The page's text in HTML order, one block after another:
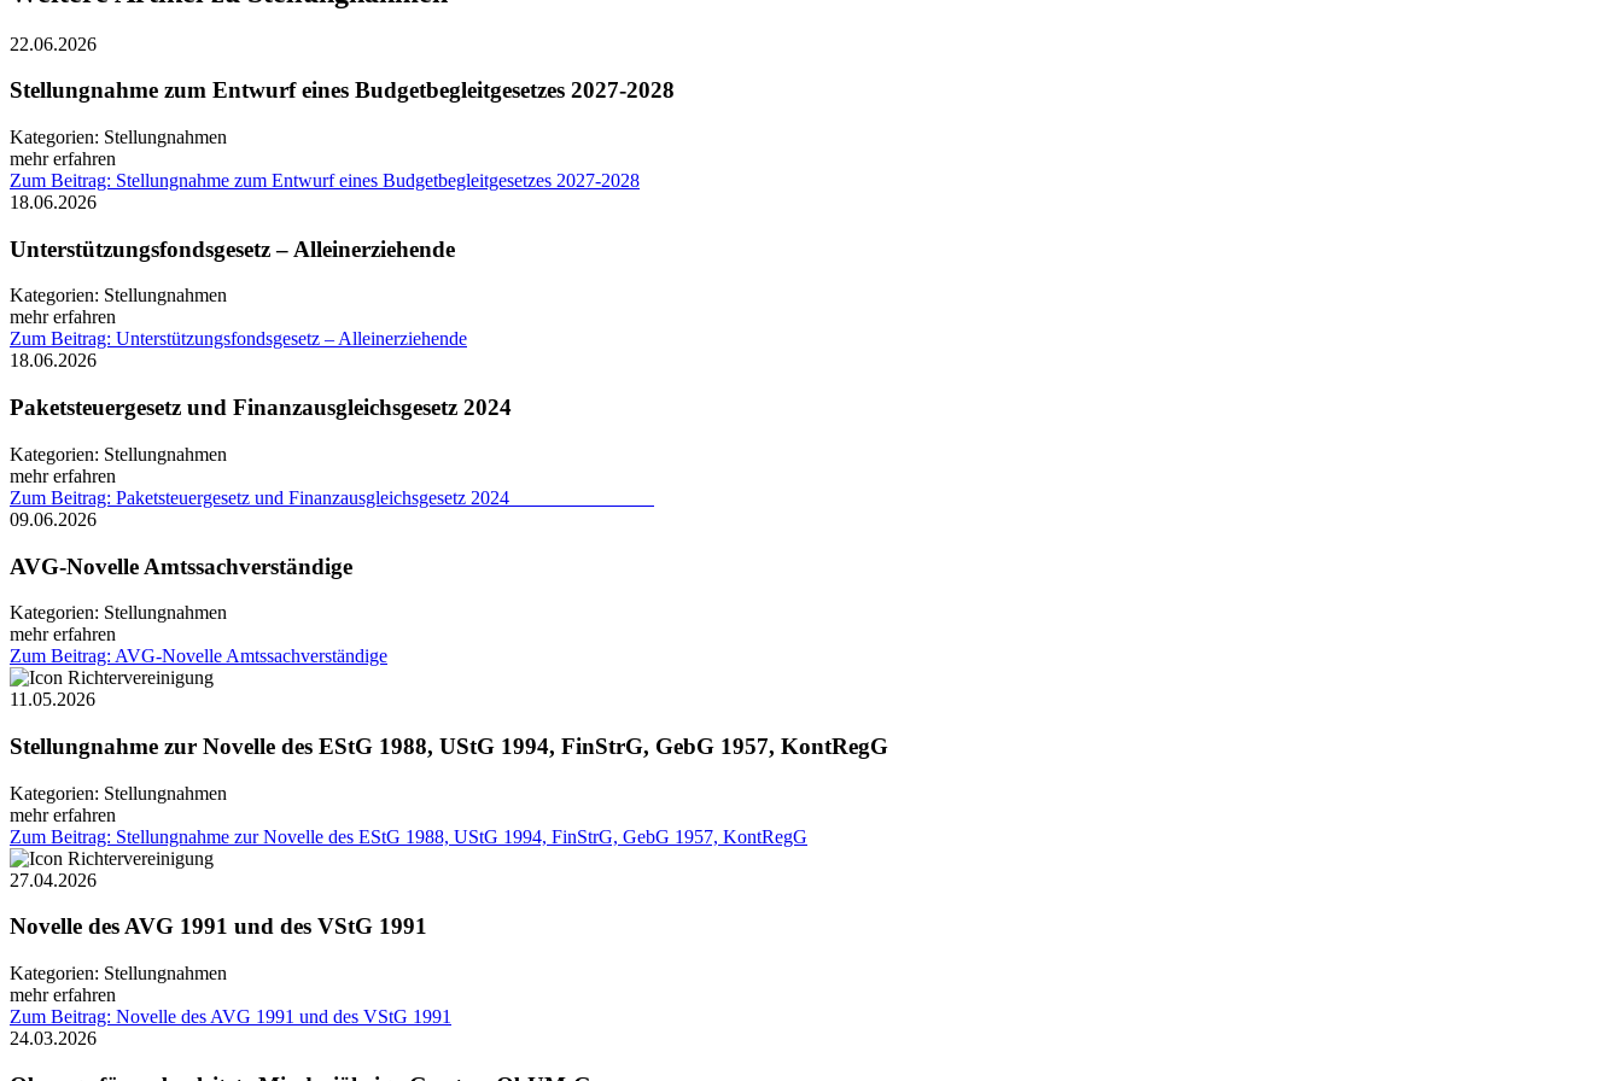
22.06.2026
Stellungnahme zum Entwurf eines Budgetbegleitgesetzes 2027-2028
Kategorien: Stellungnahmen
mehr erfahren
Zum Beitrag: Stellungnahme zum Entwurf eines Budgetbegleitgesetzes 2027-2028
18.06.2026
Unterstützungsfondsgesetz – Alleinerziehende
Kategorien: Stellungnahmen
mehr erfahren
Zum Beitrag: Unterstützungsfondsgesetz – Alleinerziehende
18.06.2026
Paketsteuergesetz und Finanzausgleichsgesetz 2024
Kategorien: Stellungnahmen
mehr erfahren
Zum Beitrag: Paketsteuergesetz und Finanzausgleichsgesetz 2024
09.06.2026
AVG-Novelle Amtssachverständige
Kategorien: Stellungnahmen
mehr erfahren
Zum Beitrag: AVG-Novelle Amtssachverständige
11.05.2026
Stellungnahme zur Novelle des EStG 1988, UStG 1994, FinStrG, GebG 1957, KontRegG
Kategorien: Stellungnahmen
mehr erfahren
Zum Beitrag: Stellungnahme zur Novelle des EStG 1988, UStG 1994, FinStrG, GebG 1957, KontRegG
27.04.2026
Novelle des AVG 1991 und des VStG 1991
Kategorien: Stellungnahmen
mehr erfahren
Zum Beitrag: Novelle des AVG 1991 und des VStG 1991
24.03.2026